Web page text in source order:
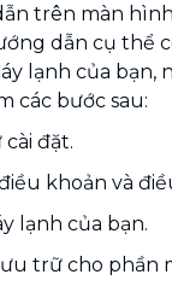
trên màn
dẫn cụ thể
lạnh của bạn,
các bước sau:
đặt.
khoản và
lạnh của bạn.
trữ cho phần